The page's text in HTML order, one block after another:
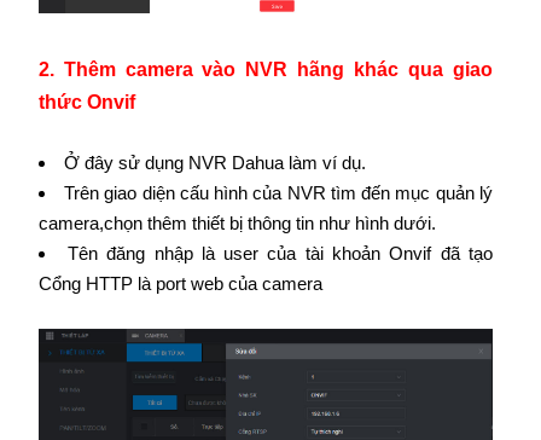
2. Thêm camera vào NVR hãng khác qua giao
thức Onvif
Ở đây sử dụng NVR Dahua làm ví dụ.
Trên giao diện cấu hình của NVR tìm đến mục quản lý
camera,chọn thêm thiết bị thông tin như hình dưới.
Tên đăng nhập là user của tài khoản Onvif đã tạo
Cổng HTTP là port web của camera